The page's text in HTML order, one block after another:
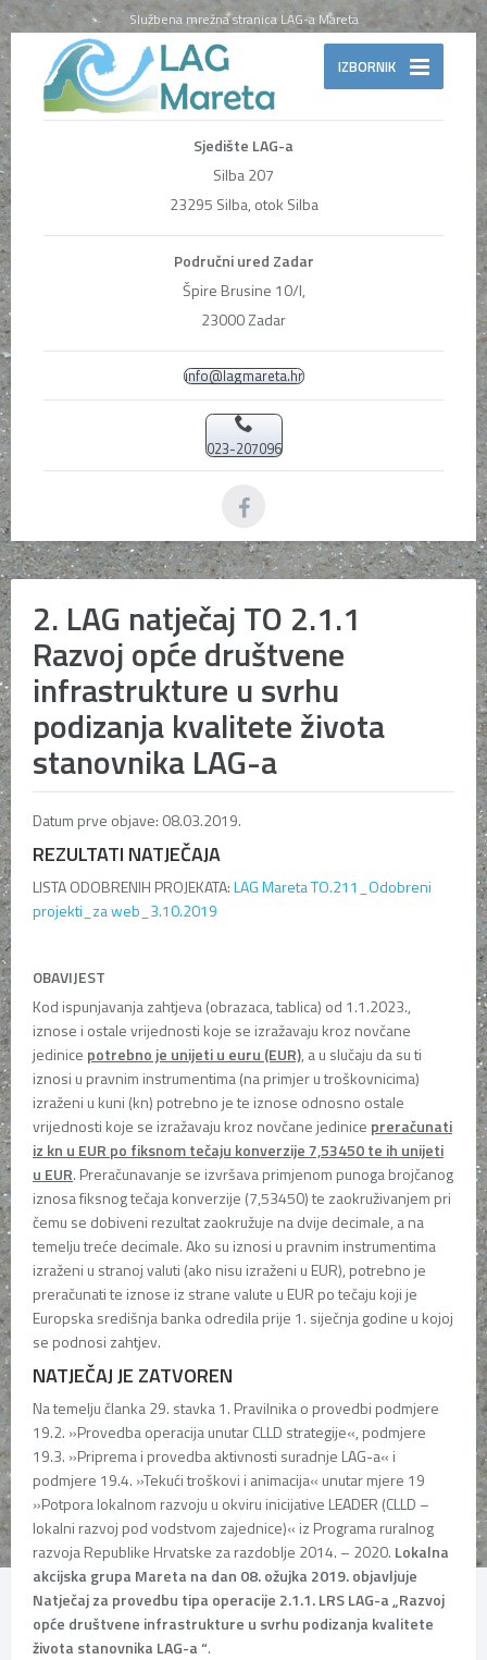
Službena mrežna stranica LAG-a Mareta
IZBORNIK
Sjedište LAG-a
Silba 207
23295 Silba, otok Silba
Područni ured Zadar
Špire Brusine 10/I,
23000 Zadar
info@lagmareta.hr
023-207096
2. LAG natječaj TO 2.1.1
Razvoj opće društvene
infrastrukture u svrhu
podizanja kvalitete života
stanovnika LAG-a
Datum prve objave: 08.03.2019.
REZULTATI NATJEČAJA
LISTA ODOBRENIH PROJEKATA:LAG Mareta TO.211_Odobreni
projekti_za web_3.10.2019
OBAVIJEST
Kod ispunjavanja zahtjeva (obrazaca, tablica) od 1.1.2023.,
iznose i ostale vrijednosti koje se izražavaju kroz novčane
jedinice potrebno je unijeti u euru (EUR), a u slučaju da su ti
iznosi u pravnim instrumentima (na primjer u troškovnicima)
izraženi u kuni (kn) potrebno je te iznose odnosno ostale
vrijednosti koje se izražavaju kroz novčane jedinice preračunati
iz kn u EUR po fiksnom tečaju konverzije 7,53450 te ih unijeti
u EUR. Preračunavanje se izvršava primjenom punoga brojčanog
iznosa fiksnog tečaja konverzije (7,53450) te zaokruživanjem pri
čemu se dobiveni rezultat zaokružuje na dvije decimale, a na
temelju treće decimale. Ako su iznosi u pravnim instrumentima
izraženi u stranoj valuti (ako nisu izraženi u EUR), potrebno je
preračunati te iznose iz strane valute u EUR po tečaju koji je
Europska središnja banka odredila prije 1. siječnja godine u kojoj
se podnosi zahtjev.
NATJEČAJ JE ZATVOREN
Na temelju članka 29. stavka 1. Pravilnika o provedbi podmjere
19.2. »Provedba operacija unutar CLLD strategije«, podmjere
19.3. »Priprema i provedba aktivnosti suradnje LAG-a« i
podmjere 19.4. »Tekući troškovi i animacija« unutar mjere 19
»Potpora lokalnom razvoju u okviru inicijative LEADER (CLLD –
lokalni razvoj pod vodstvom zajednice)« iz Programa ruralnog
razvoja Republike Hrvatske za razdoblje 2014. – 2020. Lokalna
akcijska grupa Mareta na dan 08. ožujka 2019. objavljuje
Natječaj za provedbu tipa operacije 2.1.1. LRS LAG-a „Razvoj
opće društvene infrastrukture u svrhu podizanja kvalitete
života stanovnika LAG-a “.